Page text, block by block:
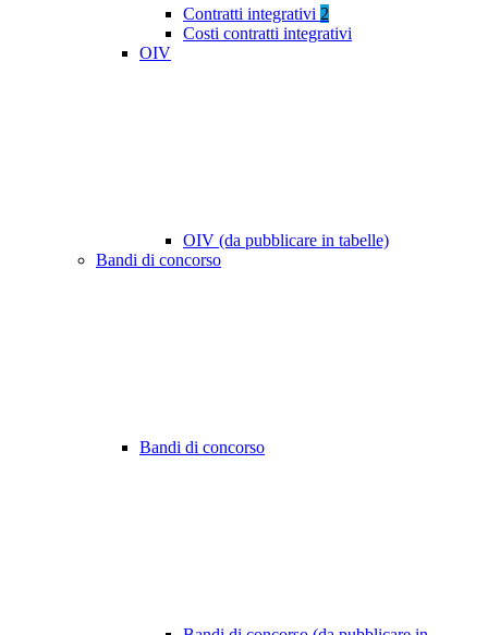
Contratti integrativi 2
Costi contratti integrativi
OIV
OIV (da pubblicare in tabelle)
Bandi di concorso
Bandi di concorso